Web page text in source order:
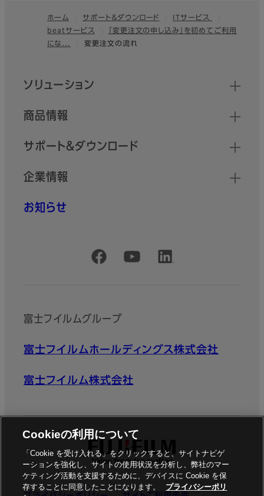
フッター
ホーム サポート＆ダウンロード
ITサービス
beatサービス
「変更注文の申し込み」を初めてご利用
にな…
変更注文の流れ
クイックリンク
ソリューション
商品情報
サポート＆ダウンロード
企業情報
お知らせ
公式SNSアカウント
富士フイルムグループ
富士フイルムホールディングス株式会社
富士フイルム株式会社
Cookieの利用について
「Cookie を受け入れる」をクリックすると、サイトナビゲ
ーションを強化し、サイトの使用状況を分析し、弊社のマー
ケティング活動を支援するために、デバイスに Cookie を保
存することに同意したことになります。
プライバシーポリ